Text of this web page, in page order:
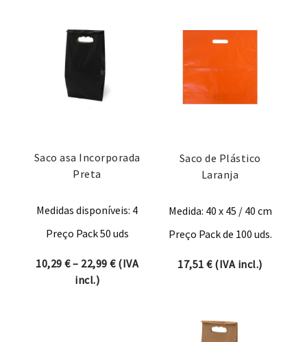
Saco asa Incorporada
Preta
Medidas disponíveis: 4
Preço Pack 50 uds
10,29 €– 22,99 €Price range: 10,29 € through 22,99 €
(IVA
incl.)
Saco de Plástico
Laranja
Medida: 40 x 45 / 40 cm
Preço Pack de 100 uds.
17,51€(IVA incl.)